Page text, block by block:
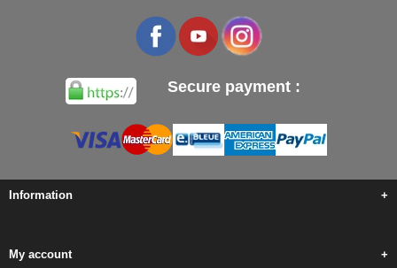
Secure payment :
Information +
My account +